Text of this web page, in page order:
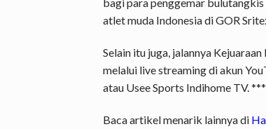
atlet muda Indonesia di GOR
Selain itu juga, jalannya
melalui live streaming di akun
atau Usee Sports Indihome TV.
Baca artikel menarik lainnya di